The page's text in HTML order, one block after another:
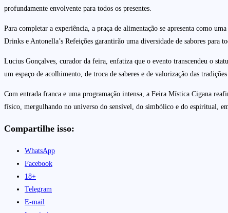
profundamente envolvente para todos os presentes.
Para completar a experiência, a praça de alimentação se apresenta como
Drinks e Antonella’s Refeições garantirão uma diversidade de sabores para
Lucius Gonçalves, curador da feira, enfatiza que o evento transcendeu o
um espaço de acolhimento, de troca de saberes e de valorização das
Com entrada franca e uma programação intensa, a Feira Mística Cigana
físico, mergulhando no universo do sensível, do simbólico e do espiritual,
Compartilhe isso:
WhatsApp
Facebook
18+
Telegram
E-mail